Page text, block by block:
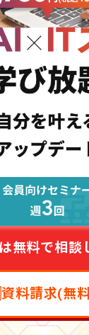
無料で相談
資料請求(無